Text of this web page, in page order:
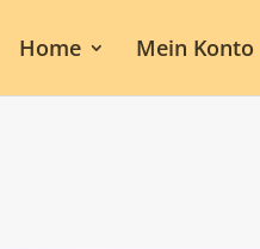
Home Mein Konto